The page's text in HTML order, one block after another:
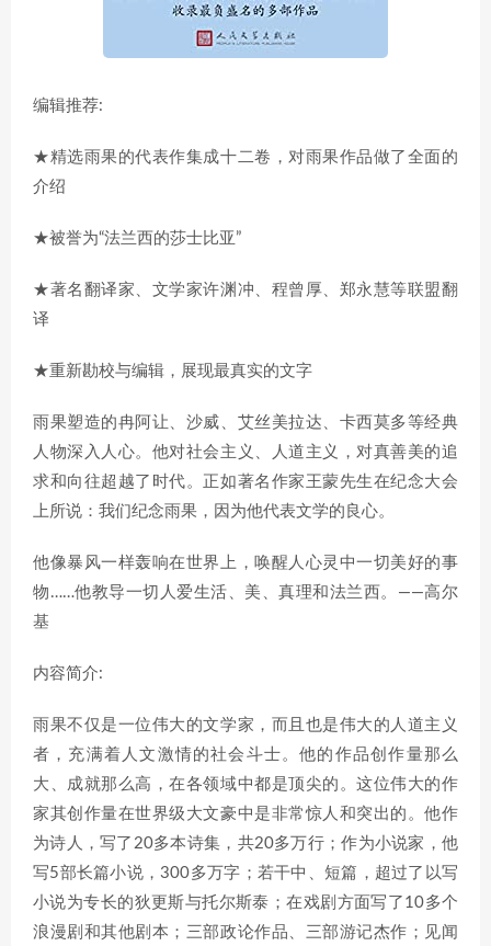
编辑推荐:
★精选雨果的代表作集成十二卷，对雨果作品做了全面的
介绍
★被誉为“法兰西的莎士比亚”
★著名翻译家、文学家许渊冲、程曾厚、郑永慧等联盟翻
译
★重新勘校与编辑，展现最真实的文字
雨果塑造的冉阿让、沙威、艾丝美拉达、卡西莫多等经典
人物深入人心。他对社会主义、人道主义，对真善美的追
求和向往超越了时代。正如著名作家王蒙先生在纪念大会
上所说：我们纪念雨果，因为他代表文学的良心。
他像暴风一样轰响在世界上，唤醒人心灵中一切美好的事
物……他教导一切人爱生活、美、真理和法兰西。——高尔
基
内容简介:
雨果不仅是一位伟大的文学家，而且也是伟大的人道主义
者，充满着人文激情的社会斗士。他的作品创作量那么
大、成就那么高，在各领域中都是顶尖的。这位伟大的作
家其创作量在世界级大文豪中是非常惊人和突出的。他作
为诗人，写了20多本诗集，共20多万行；作为小说家，他
写5部长篇小说，300多万字；若干中、短篇，超过了以写
小说为专长的狄更斯与托尔斯泰；在戏剧方面写了10多个
浪漫剧和其他剧本；三部政论作品、三部游记杰作；见闻